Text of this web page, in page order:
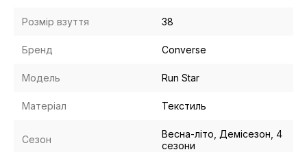
Розмір взуття 38
Бренд Converse
Модель Run Star
Матеріал Текстиль
Сезон
Весна-літо, Демісезон, 4
сезони